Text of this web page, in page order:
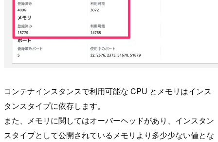
コンテナインスタンスで利用可能な CPU とメモリはインス
タンスタイプに依存します。
また、メモリに関してはオーバーヘッドがあり、インスタン
スタイプとして公開されているメモリより多少少ない値とな